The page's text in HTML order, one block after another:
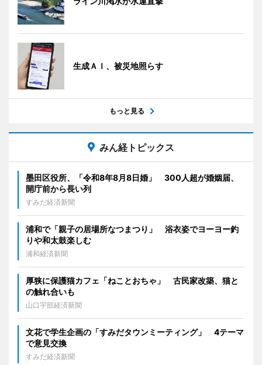
生成ＡＩ、被災地照らす
もっと見る
みん経トピックス
墨田区役所、「令和8年8月8日婚」 300人超が婚姻届、
開庁前から長い列
すみだ経済新聞
浦和で「親子の居場所なつまつり」 浴衣姿でヨーヨー釣
りや和太鼓楽しむ
浦和経済新聞
厚狭に保護猫カフェ「ねことおちゃ」 古民家改築、猫と
の触れ合いも
山口宇部経済新聞
文花で学生企画の「すみだタウンミーティング」 4テーマ
で意見交換
すみだ経済新聞